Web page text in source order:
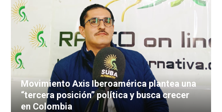
Movimiento Axis Iberoamérica plantea una
“tercera posición” política y busca crecer
en Colombia